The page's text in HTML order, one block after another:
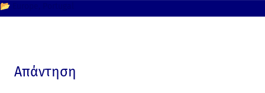
📂
Απάντηση